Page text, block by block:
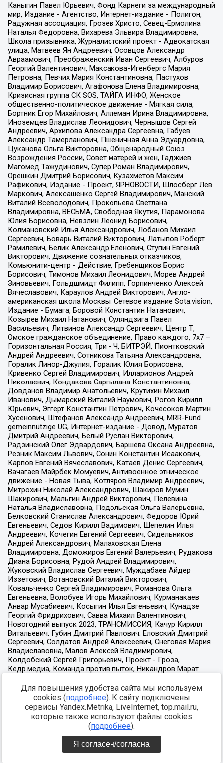
Для повышения удобства сайта мы используем
cookies (подробнее). К сайту подключены
сервисы Yandex.Metrika, LiveInternet, top.mail.ru,
которые также используют файлы cookies
(подробнее).
Я согласен/согласна